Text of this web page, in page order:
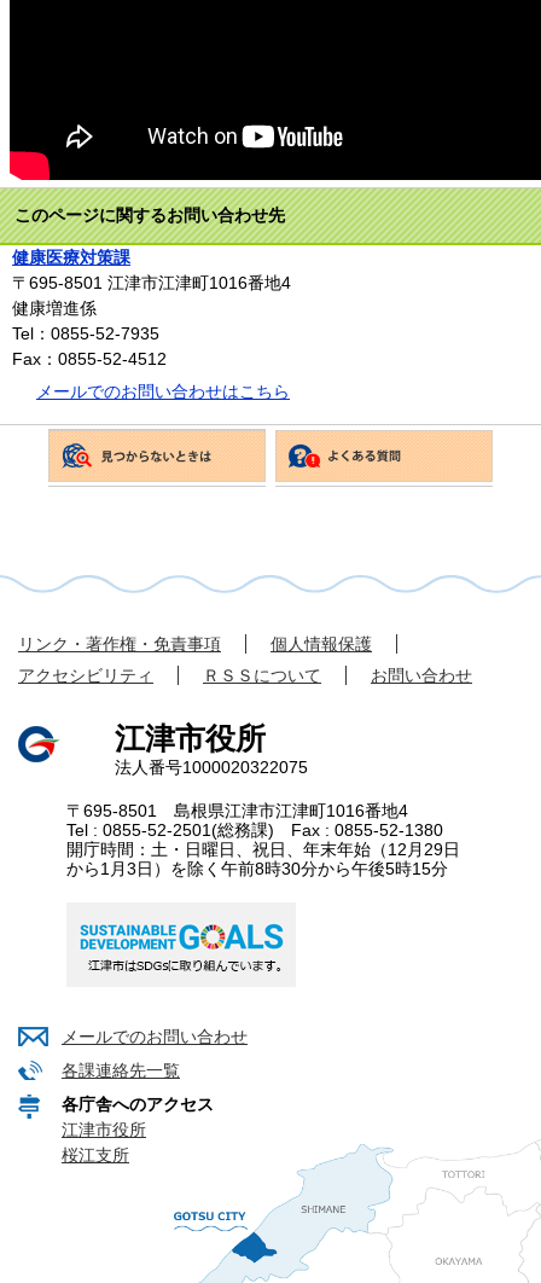
このページに関するお問い合わせ先
健康医療対策課
〒695-8501 江津市江津町1016番地4
健康増進係
Tel：0855-52-7935
Fax：0855-52-4512
メールでのお問い合わせはこちら
リンク・著作権・免責事項
個人情報保護
アクセシビリティ
ＲＳＳについて お問い合わせ
江津市役所
法人番号1000020322075
〒695-8501 島根県江津市江津町1016番地4
Tel : 0855-52-2501(総務課) Fax : 0855-52-1380
開庁時間：土・日曜日、祝日、年末年始（12月29日
から1月3日）を除く午前8時30分から午後5時15分
メールでのお問い合わせ
各課連絡先一覧
各庁舎へのアクセス
江津市役所
桜江支所